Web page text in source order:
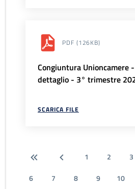
PDF (126KB)
Congiuntura Unioncamere
dettaglio - 3° trimestre
SCARICA FILE
1 2 3
6
7 8 9 10